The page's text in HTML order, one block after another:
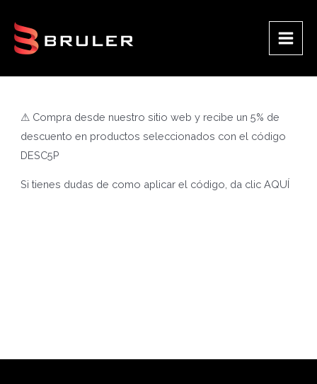
contenido
Main
⚠ Compra desde nuestro sitio web y recibe un 5% de
descuento en productos seleccionados con el código
DESC5P
Si tienes dudas de como aplicar el código, da clicAQUÍ